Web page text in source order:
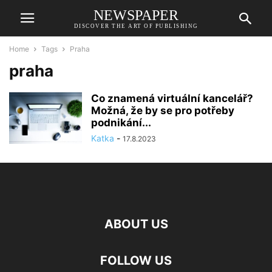
NEWSPAPER
DISCOVER THE ART OF PUBLISHING
Home Tags Praha
praha
Co znamená virtuální kancelář?
Možná, že by se pro potřeby
podnikání...
Katka - 17.8.2023
ABOUT US
FOLLOW US